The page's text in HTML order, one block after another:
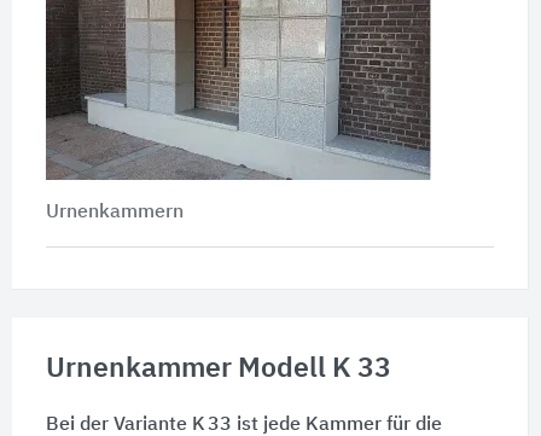
Urnenkammern
Urnenkammer Modell K 33
Bei der Variante K 33 ist jede Kammer für die